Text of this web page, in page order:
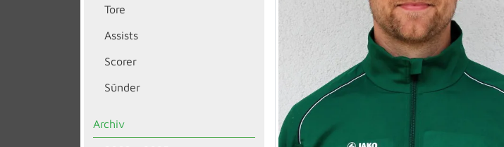
Tore
Assists
Scorer
Sünder
Archiv